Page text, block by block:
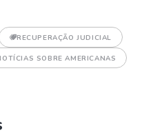
RECUPERAÇÃO JUDICIAL
SOBRE AMERICANAS